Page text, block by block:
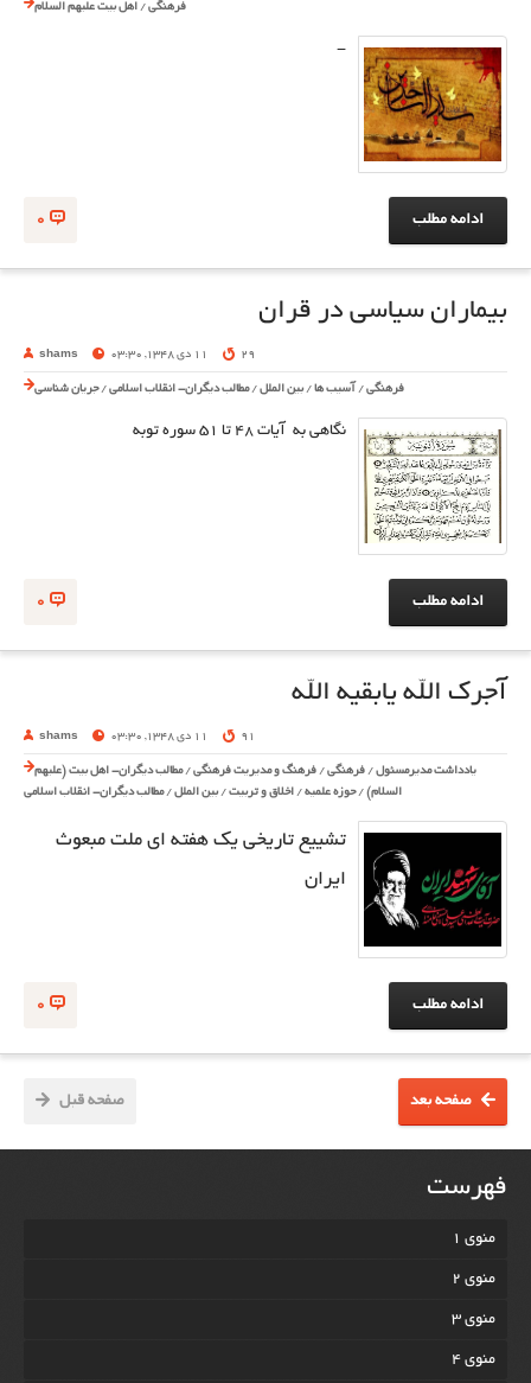
فرهنگی / اهل بیت علیهم السلام
-
0 ادامه مطلب
بیماران سیاسی در قران
shams 11 دی 1348, 03:30 29
فرهنگی / آسیب ها /بین الملل /مطالب دیگران- انقلاب اسلامی /جریان شناسی
نگاهی به آیات ۴۸ تا 51 سوره توبه
0 ادامه مطلب
آجرک الله یابقیه الله
shams 11 دی 1348, 03:30 91
یادداشت مدیرمسئول / فرهنگی / فرهنگ و مدیریت فرهنگی /مطالب دیگران- اهل بیت (علیهم
السلام) /حوزه علمیه / اخلاق و تربیت /بین الملل /مطالب دیگران- انقلاب اسلامی
تشییع تاریخی یک هفته ای ملت مبعوث
ایران
0 ادامه مطلب
صفحه قبل صفحه بعد
فهرست
منوی 1
منوی 2
منوی 3
منوی 4